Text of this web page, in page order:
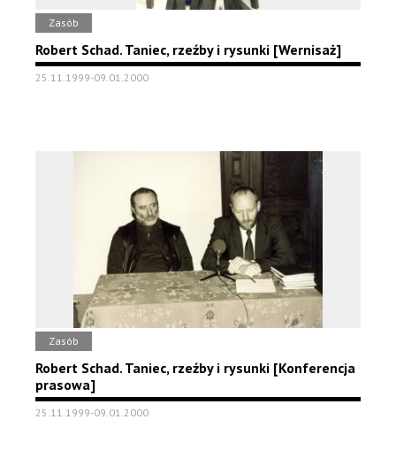
Zasób
Robert Schad. Taniec, rzeźby i rysunki [Wernisaż]
25.11.1999-09.01.2000
Zasób
Robert Schad. Taniec, rzeźby i rysunki [Konferencja
prasowa]
25.11.1999-09.01.2000